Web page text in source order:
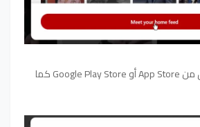
7. اذا اردة تنزيل التطبيق من App Store أو Google Play Store كما